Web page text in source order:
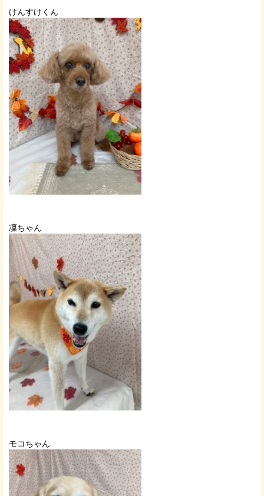
けんすけくん
凜ちゃん
モコちゃん